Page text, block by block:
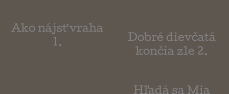
Ako nájsť vraha
1.
Dobré dievčatá
končia zle 2.